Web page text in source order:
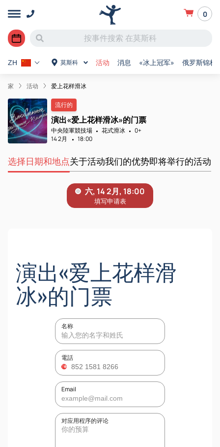
0
莫斯科 活动 消息 «冰上冠军» 俄罗斯锦标
ZH
家 活动 爱上花样滑冰
流行的
演出«爱上花样滑冰»的门票
中央陸軍競技場 花式滑冰
0+
14 2月
18:00
选择日期和地点关于活动我们的优势即将举行的活动
演出«爱上花样滑
冰»的门票
名称
電話
Email
对应用程序的评论